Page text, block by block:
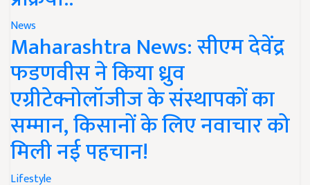
News
Maharashtra News: सीएम देवेंद्र
फडणवीस ने किया ध्रुव
एग्रीटेक्नोलॉजीज के संस्थापकों का
सम्मान, किसानों के लिए नवाचार को
मिली नई पहचान!
Lifestyle